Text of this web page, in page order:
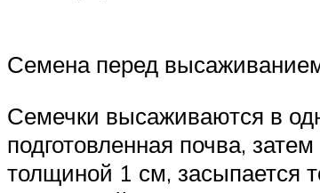
Семена перед
Семечки высаживаются в
подготовленная почва,
толщиной 1 см, засыпается